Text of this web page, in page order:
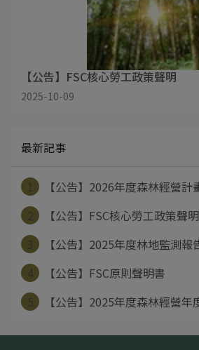
【公告】FSC核心勞工政策聲明
2025-10-09
最新記事
【公告】2026年度森林經營計
【公告】FSC核心勞工政策聲明
【公告】2025年度林地監測報
【公告】FSC原則聲明書
【公告】2025年度森林經營